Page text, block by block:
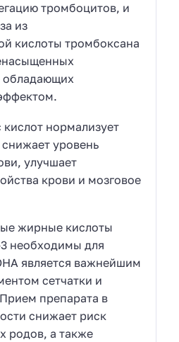
тромбоцитов, и
из
кислоты тромбоксана
обладающих
нормализует
уровень
улучшает
крови и мозговое
жирные кислоты
необходимы для
является важнейшим
сетчатки и
препарата в
снижает риск
родов, а также